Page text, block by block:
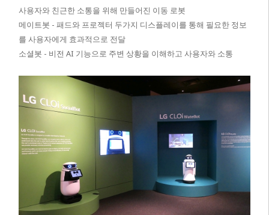
사용자와 친근한 소통을 위해 만들어진 이동 로봇
메이트봇 - 패드와 프로젝터 두가지 디스플레이를 통해 필요한 정보
를 사용자에게 효과적으로 전달
소셜봇 - 비전 AI 기능으로 주변 상황을 이해하고 사용자와 소통